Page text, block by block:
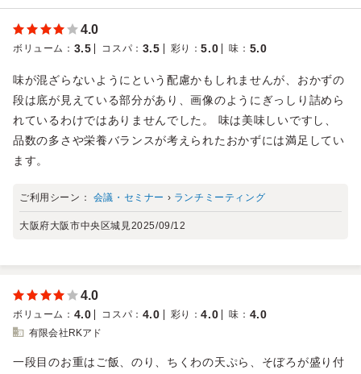
4.0
ボリューム ： 3.5 コスパ ： 3.5 彩り ：5.0 味 ： 5.0
味が混ざらないようにという配慮かもしれませんが、おかずの
段は底が見えている部分があり、画像のようにぎっしり詰めら
れているわけではありませんでした。 味は美味しいですし、
品数の多さや栄養バランスが考えられたおかずには満足してい
ます。
ご利用シーン： 会議・セミナー › ランチミーティング
大阪府大阪市中央区城見 2025/09/12
4.0
ボリューム ： 4.0 コスパ ： 4.0 彩り ：4.0 味 ： 4.0
有限会社RKアド
一段目のお重はご飯、のり、ちくわの天ぷら、そぼろが盛り付